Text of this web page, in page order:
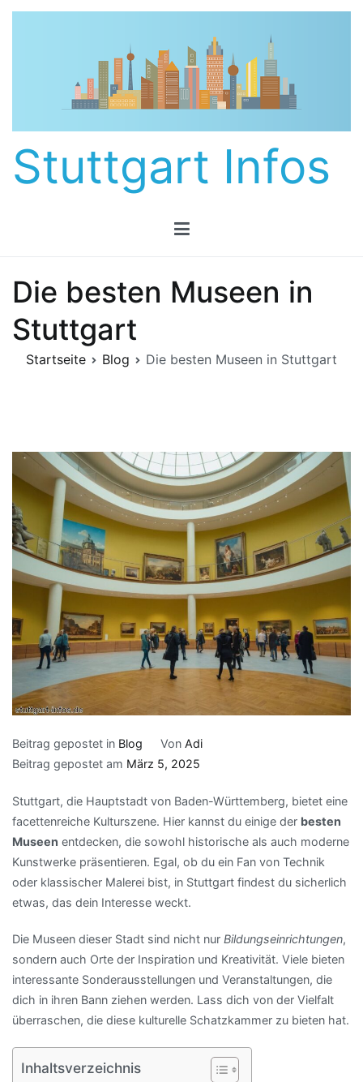
Zum
Stuttgart Infos
Die besten Museen in
Stuttgart
Startseite Blog Die besten Museen in Stuttgart
Beitrag gepostet in Blog Von Adi
Beitrag gepostet am März 5, 2025
Stuttgart, die Hauptstadt von Baden-Württemberg, bietet eine
facettenreiche Kulturszene. Hier kannst du einige der besten
Museen entdecken, die sowohl historische als auch moderne
Kunstwerke präsentieren. Egal, ob du ein Fan von Technik
oder klassischer Malerei bist, in Stuttgart findest du sicherlich
etwas, das dein Interesse weckt.
Die Museen dieser Stadt sind nicht nur Bildungseinrichtungen,
sondern auch Orte der Inspiration und Kreativität. Viele bieten
interessante Sonderausstellungen und Veranstaltungen, die
dich in ihren Bann ziehen werden. Lass dich von der Vielfalt
überraschen, die diese kulturelle Schatzkammer zu bieten hat.
Inhaltsverzeichnis